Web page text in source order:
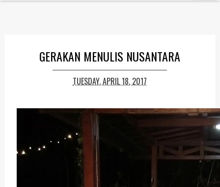
GERAKAN MENULIS NUSANTARA
TUESDAY, APRIL 18, 2017